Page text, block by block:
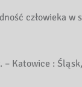
człowieka
Katowice :